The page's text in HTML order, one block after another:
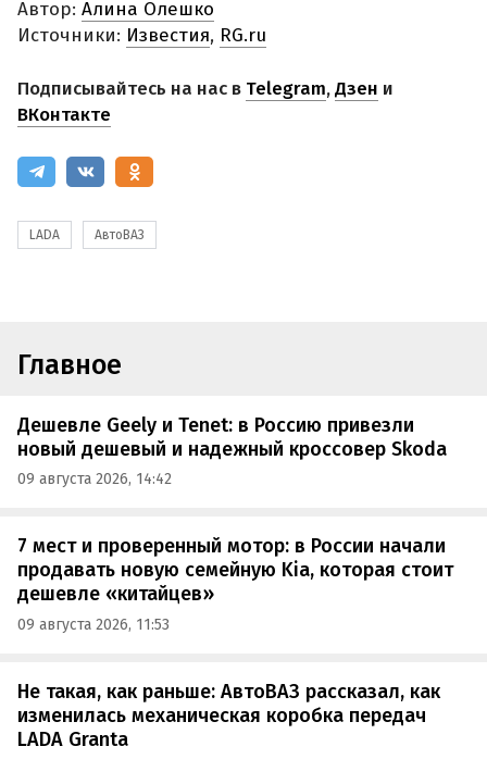
Автор: Алина Олешко
Источники: Известия, RG.ru
Подписывайтесь на нас в Telegram,Дзен и
ВКонтакте
LADA АвтоВАЗ
Главное
Дешевле Geely и Tenet: в Россию привезли
новый дешевый и надежный кроссовер Skoda
09 августа 2026, 14:42
7 мест и проверенный мотор: в России начали
продавать новую семейную Kia, которая стоит
дешевле «китайцев»
09 августа 2026, 11:53
Не такая, как раньше: АвтоВАЗ рассказал, как
изменилась механическая коробка передач
LADA Granta